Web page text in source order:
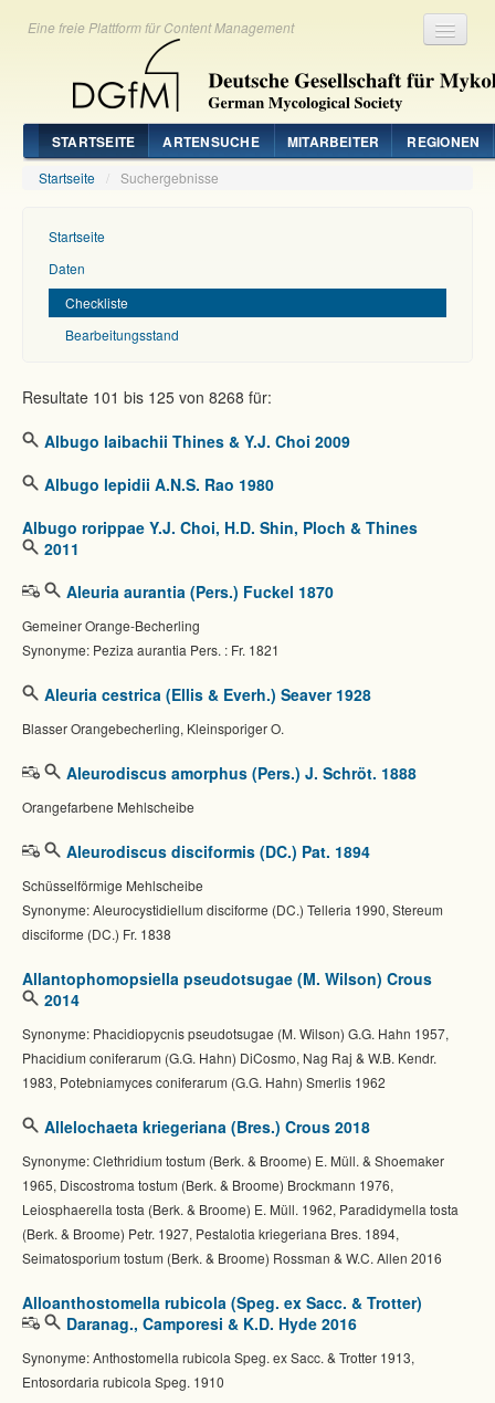
Eine freie Plattform für Content Management
STARTSEITE ARTENSUCHE MITARBEITER REGIONEN
Startseite / Suchergebnisse
Startseite
Daten
Checkliste
Bearbeitungsstand
Resultate 101 bis 125 von 8268 für:
Albugo laibachii Thines & Y.J. Choi 2009
Albugo lepidii A.N.S. Rao 1980
Albugo rorippae Y.J. Choi, H.D. Shin, Ploch & Thines
2011
Aleuria aurantia (Pers.) Fuckel 1870
Gemeiner Orange-Becherling
Synonyme: Peziza aurantia Pers. : Fr. 1821
Aleuria cestrica (Ellis & Everh.) Seaver 1928
Blasser Orangebecherling, Kleinsporiger O.
Aleurodiscus amorphus (Pers.) J. Schröt. 1888
Orangefarbene Mehlscheibe
Aleurodiscus disciformis (DC.) Pat. 1894
Schüsselförmige Mehlscheibe
Synonyme: Aleurocystidiellum disciforme (DC.) Telleria 1990, Stereum
disciforme (DC.) Fr. 1838
Allantophomopsiella pseudotsugae (M. Wilson) Crous
2014
Synonyme: Phacidiopycnis pseudotsugae (M. Wilson) G.G. Hahn 1957,
Phacidium coniferarum (G.G. Hahn) DiCosmo, Nag Raj & W.B. Kendr.
1983, Potebniamyces coniferarum (G.G. Hahn) Smerlis 1962
Allelochaeta kriegeriana (Bres.) Crous 2018
Synonyme: Clethridium tostum (Berk. & Broome) E. Müll. & Shoemaker
1965, Discostroma tostum (Berk. & Broome) Brockmann 1976,
Leiosphaerella tosta (Berk. & Broome) E. Müll. 1962, Paradidymella tosta
(Berk. & Broome) Petr. 1927, Pestalotia kriegeriana Bres. 1894,
Seimatosporium tostum (Berk. & Broome) Rossman & W.C. Allen 2016
Alloanthostomella rubicola (Speg. ex Sacc. & Trotter)
Daranag., Camporesi & K.D. Hyde 2016
Synonyme: Anthostomella rubicola Speg. ex Sacc. & Trotter 1913,
Entosordaria rubicola Speg. 1910